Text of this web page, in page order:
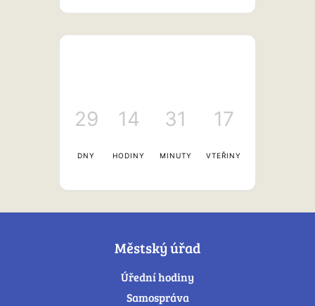
29
DNY
14
HODINY
31
MINUTY
17
VTEŘINY
Městský úřad
Úřední hodiny
Samospráva